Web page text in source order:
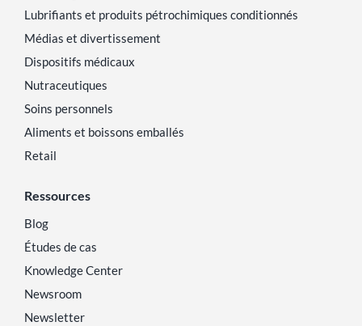
Lubrifiants et produits pétrochimiques conditionnés
Médias et divertissement
Dispositifs médicaux
Nutraceutiques
Soins personnels
Aliments et boissons emballés
Retail
Ressources
Blog
Études de cas
Knowledge Center
Newsroom
Newsletter